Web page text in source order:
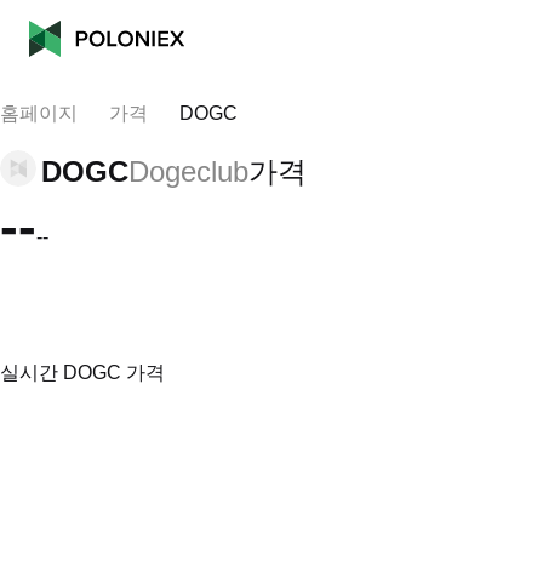
홈페이지 가격 DOGC
DOGCDogeclub가격
----
실시간 DOGC 가격